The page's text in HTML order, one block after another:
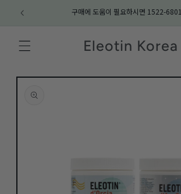
Skip to
content
구매에 도움이 필요하시면 1522-6801
Eleotin Korea
Skip to
information